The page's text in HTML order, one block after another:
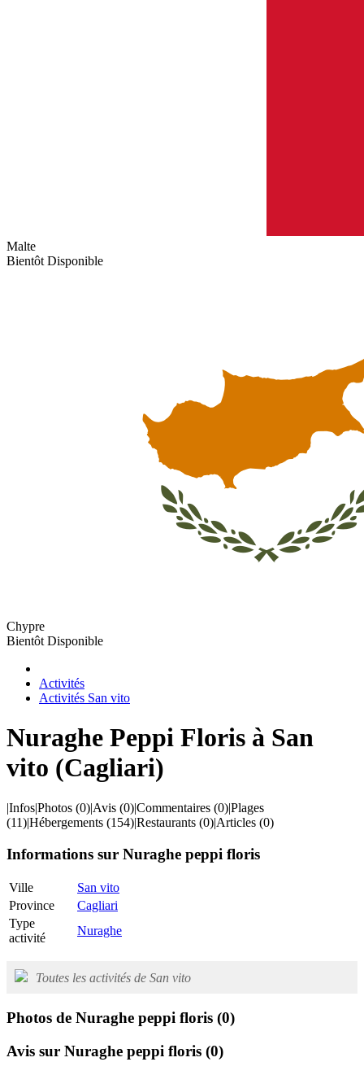
Malte
Bientôt Disponible
Chypre
Bientôt Disponible
Activités
Activités San vito
Nuraghe Peppi Floris à San
vito (Cagliari)
|Infos|Photos (0)|Avis (0)|Commentaires (0)|Plages
(11)|Hébergements (154)|Restaurants (0)|Articles (0)
Informations sur Nuraghe peppi floris
Ville
San vito
Province
Cagliari
Type
activité
Nuraghe
Toutes les activités de San vito
Photos de Nuraghe peppi floris (0)
Avis sur Nuraghe peppi floris (0)